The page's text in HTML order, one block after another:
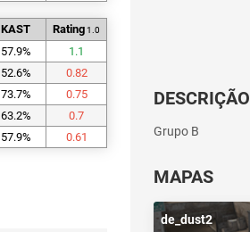
KAST Rating1.0
57.9%
1.1
52.6%
0.82
73.7%
0.75
63.2%
0.7
57.9% 0.61
DESCRIÇÃO
Grupo B
MAPAS
de_dust2